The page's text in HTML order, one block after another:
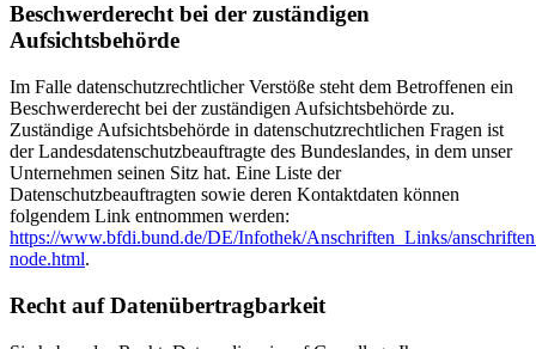
Beschwerderecht bei der zuständigen
Aufsichtsbehörde
Im Falle datenschutzrechtlicher Verstöße steht dem Betroffenen ein
Beschwerderecht bei der zuständigen Aufsichtsbehörde zu.
Zuständige Aufsichtsbehörde in datenschutzrechtlichen Fragen ist
der Landesdatenschutzbeauftragte des Bundeslandes, in dem unser
Unternehmen seinen Sitz hat. Eine Liste der
Datenschutzbeauftragten sowie deren Kontaktdaten können
folgendem Link entnommen werden:
https://www.bfdi.bund.de/DE/Infothek/Anschriften_Links/
node.html.
Recht auf Datenübertragbarkeit